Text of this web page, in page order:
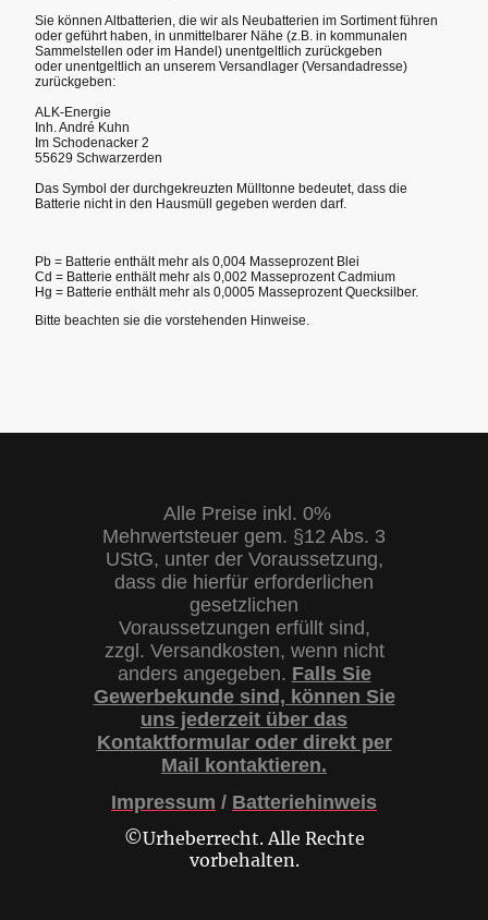
Sie können Altbatterien, die wir als Neubatterien im Sortiment führen
oder geführt haben, in unmittelbarer Nähe (z.B. in kommunalen
Sammelstellen oder im Handel) unentgeltlich zurückgeben
oder unentgeltlich an unserem Versandlager (Versandadresse)
zurückgeben:
ALK-Energie
Inh. André Kuhn
Im Schodenacker 2
55629 Schwarzerden
Das Symbol der durchgekreuzten Mülltonne bedeutet, dass die
Batterie nicht in den Hausmüll gegeben werden darf.
Pb = Batterie enthält mehr als 0,004 Masseprozent Blei
Cd = Batterie enthält mehr als 0,002 Masseprozent Cadmium
Hg = Batterie enthält mehr als 0,0005 Masseprozent Quecksilber.
Bitte beachten sie die vorstehenden Hinweise.
Alle Preise inkl. 0%
Mehrwertsteuer gem. §12 Abs. 3
UStG, unter der Voraussetzung,
dass die hierfür erforderlichen
gesetzlichen
Voraussetzungen erfüllt sind,
zzgl. Versandkosten, wenn nicht
anders angegeben. Falls Sie
Gewerbekunde sind, können Sie
uns jederzeit über das
Kontaktformular oder direkt per
Mail kontaktieren.
Impressum / Batteriehinweis
©Urheberrecht. Alle Rechte
vorbehalten.